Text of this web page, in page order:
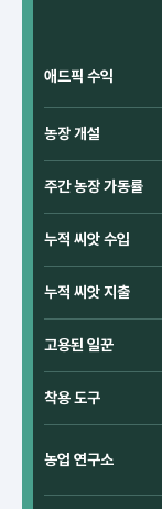
애드픽 수익
농장 개설
주간 농장 가동률
누적 씨앗 수입
누적 씨앗 지출
고용된 일꾼
착용 도구
농업 연구소